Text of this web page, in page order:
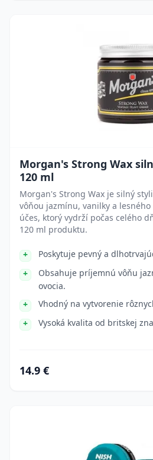
Morgan's Strong Wax
120 ml
Morgan's Strong Wax je silný
vôňou jazmínu, vanilky a
účes, ktorý vydrží počas celého
120 ml produktu.
Poskytuje pevný a
Obsahuje príjemnú vôňu
ovocia.
Vhodný na vytvorenie
Vysoká kvalita od britskej
14.9 €